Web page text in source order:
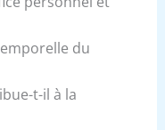
du
t-il à la